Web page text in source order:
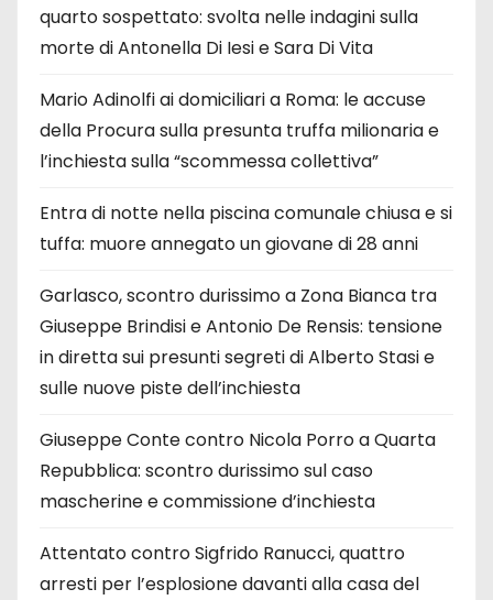
quarto sospettato: svolta nelle indagini sulla
morte di Antonella Di Iesi e Sara Di Vita
Mario Adinolfi ai domiciliari a Roma: le accuse
della Procura sulla presunta truffa milionaria e
l’inchiesta sulla “scommessa collettiva”
Entra di notte nella piscina comunale chiusa e si
tuffa: muore annegato un giovane di 28 anni
Garlasco, scontro durissimo a Zona Bianca tra
Giuseppe Brindisi e Antonio De Rensis: tensione
in diretta sui presunti segreti di Alberto Stasi e
sulle nuove piste dell’inchiesta
Giuseppe Conte contro Nicola Porro a Quarta
Repubblica: scontro durissimo sul caso
mascherine e commissione d’inchiesta
Attentato contro Sigfrido Ranucci, quattro
arresti per l’esplosione davanti alla casa del